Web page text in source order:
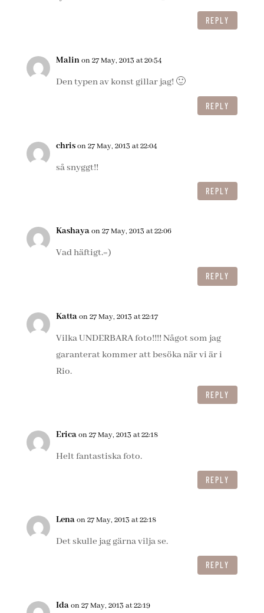
REPLY
Malinon 27 May, 2013 at 20:54
Den typen av konst gillar jag! 🙂
REPLY
chrison 27 May, 2013 at 22:04
så snyggt!!
REPLY
Kashayaon 27 May, 2013 at 22:06
Vad häftigt.=)
REPLY
Kattaon 27 May, 2013 at 22:17
Vilka UNDERBARA foto!!!! Något som jag
garanterat kommer att besöka när vi är i
Rio.
REPLY
Ericaon 27 May, 2013 at 22:18
Helt fantastiska foto.
REPLY
Lenaon 27 May, 2013 at 22:18
Det skulle jag gärna vilja se.
REPLY
Idaon 27 May, 2013 at 22:19